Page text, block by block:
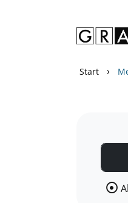
Start ›